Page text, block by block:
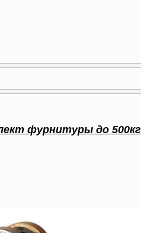
фурнитуры до 500кг